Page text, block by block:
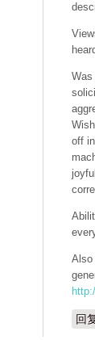
Was
off
Also
回